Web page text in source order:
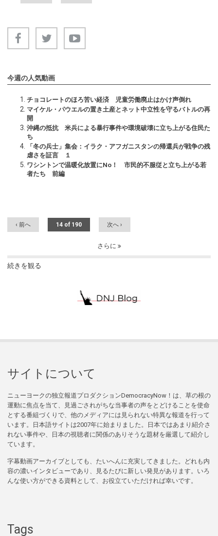
今週の人気動画
チョコレートのほろ苦い経済 児童労働廃止はかけ声倒れ
マイケル・パウエルの置き土産とネット中立性を守るバトルの再
開
沖縄の抵抗 米兵による暴行事件や環境破壊に立ち上がる住民た
ち
「冬の兵士」集会：イラク・アフガニスタンの帰還兵が戦争の残
虐さを証言 １
ワシントンで温暖化放置にNo！ 市民的不服従と立ち上がる若
者たち 前編
‹ 前へ 14 of 190 次へ ›
さらに
続きを観る
サイトについて
ニューヨークの独立報道プロダクションDemocracyNow！は、草の根の
運動に焦点を当て、見過ごされがちな当事者の声をとどけることを使命
とする番組づくりで、他のメディアには見られない特異な報道を行って
います。日本語サイトは2007年に始まりました。日本ではあまり紹介さ
れない事件や、日本の視聴者に関係のありそうな題材を厳選して紹介し
ています。
字幕動画アーカイブとしても、たいへんに充実してきました。どれも内
容の濃いインタビューであり、見るたびに新しい発見があります。いろ
んな使い方ができる資料として、お役立ていただければ幸いです。
Tags